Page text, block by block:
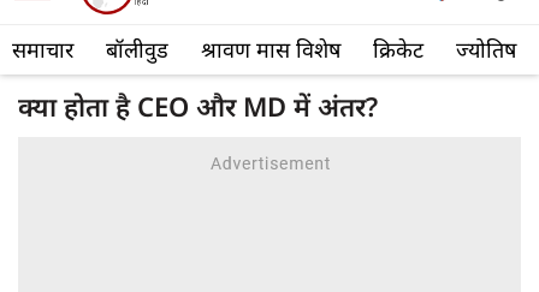
समाचार बॉलीवुड श्रावण मास विशेष क्रिकेट ज्योतिष
क्या होता है CEO और MD में अंतर?